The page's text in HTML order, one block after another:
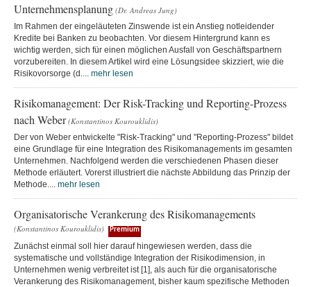
Unternehmensplanung (Dr. Andreas Jung)
Im Rahmen der eingeläuteten Zinswende ist ein Anstieg notleidender
Kredite bei Banken zu beobachten. Vor diesem Hintergrund kann es
wichtig werden, sich für einen möglichen Ausfall von Geschäftspartnern
vorzubereiten. In diesem Artikel wird eine Lösungsidee skizziert, wie die
Risikovorsorge (d.... mehr lesen
Risikomanagement: Der Risk-Tracking und Reporting-Prozess
nach Weber (Konstantinos Kourouklidis)
Der von Weber entwickelte "Risk-Tracking" und "Reporting-Prozess" bildet
eine Grundlage für eine Integration des Risikomanagements im gesamten
Unternehmen. Nachfolgend werden die verschiedenen Phasen dieser
Methode erläutert. Vorerst illustriert die nächste Abbildung das Prinzip der
Methode.... mehr lesen
Organisatorische Verankerung des Risikomanagements
(Konstantinos Kourouklidis) Premium
Zunächst einmal soll hier darauf hingewiesen werden, dass die
systematische und vollständige Integration der Risikodimension, in
Unternehmen wenig verbreitet ist [1], als auch für die organisatorische
Verankerung des Risikomanagement, bisher kaum spezifische Methoden